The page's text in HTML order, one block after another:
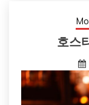
호스